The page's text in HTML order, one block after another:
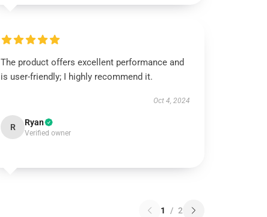
The product offers excellent performance and
is user-friendly; I highly recommend it.
Oct 4, 2024
R Ryan
Verified owner
1 / 2